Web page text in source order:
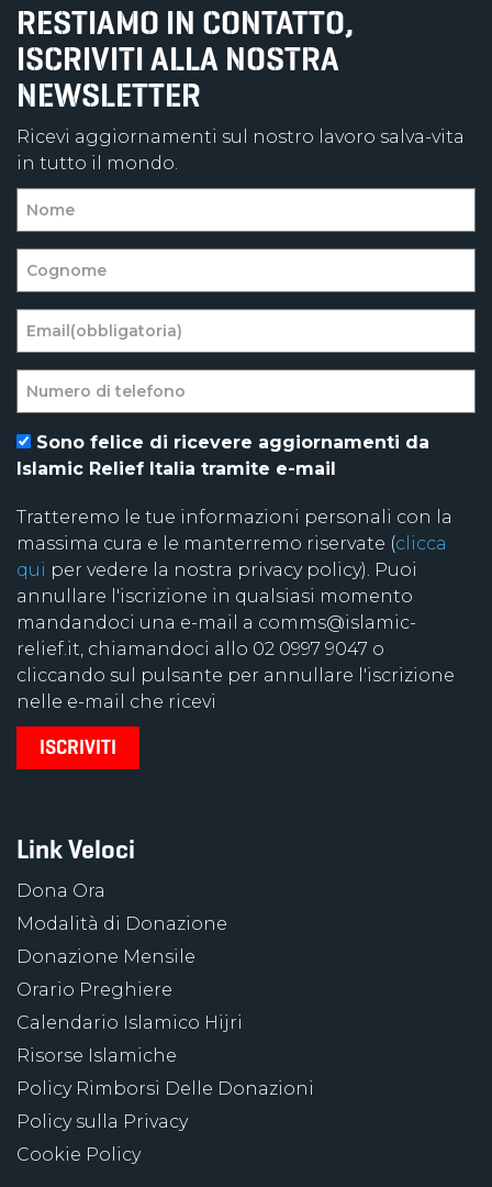
RESTIAMO IN CONTATTO,
ISCRIVITI ALLA NOSTRA
NEWSLETTER
Ricevi aggiornamenti sul nostro lavoro salva-vita
in tutto il mondo.
Sono felice di ricevere aggiornamenti da
Islamic Relief Italia tramite e-mail
Tratteremo le tue informazioni personali con la
massima cura e le manterremo riservate (clicca
qui per vedere la nostra privacy policy). Puoi
annullare l'iscrizione in qualsiasi momento
mandandoci una e-mail a comms@islamic-
relief.it, chiamandoci allo 02 0997 9047 o
cliccando sul pulsante per annullare l'iscrizione
nelle e-mail che ricevi
Link Veloci
Dona Ora
Modalità di Donazione
Donazione Mensile
Orario Preghiere
Calendario Islamico Hijri
Risorse Islamiche
Policy Rimborsi Delle Donazioni
Policy sulla Privacy
Cookie Policy